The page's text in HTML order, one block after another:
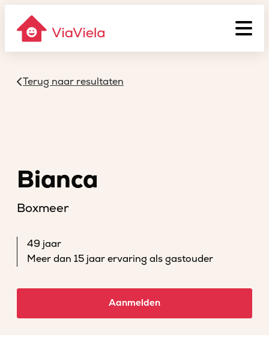
Terug naar resultaten
Bianca
Boxmeer
49 jaar
Meer dan 15 jaar ervaring als gastouder
Aanmelden